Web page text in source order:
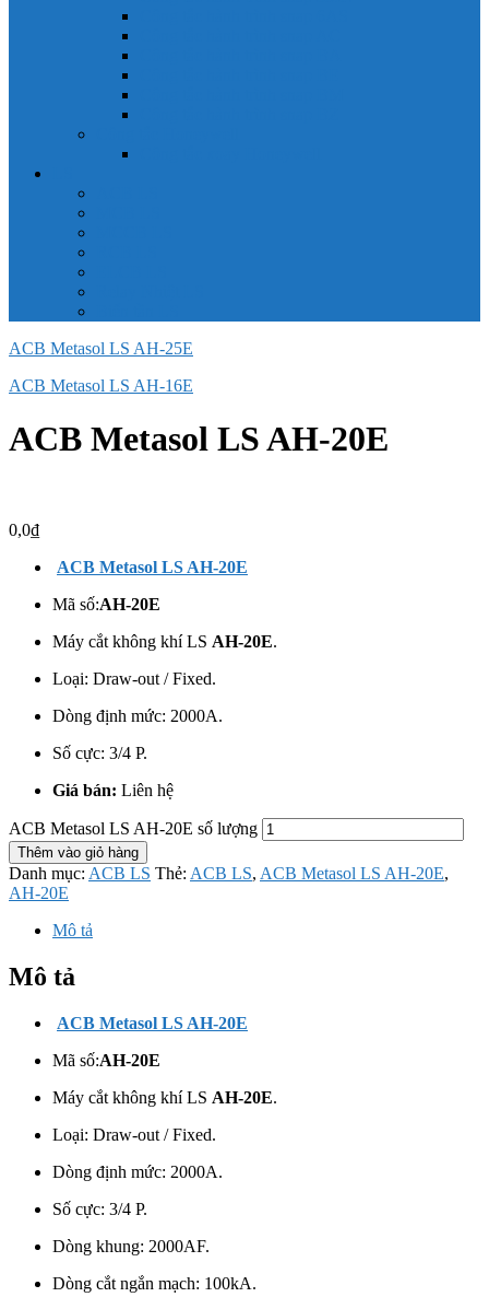
ACB Metasol LS AH-25E
ACB Metasol LS AH-16E
ACB Metasol LS AH-20E
0,0₫
ACB Metasol LS AH-20E
Mã số:AH-20E
Máy cắt không khí LS AH-20E.
Loại: Draw-out / Fixed.
Dòng định mức: 2000A.
Số cực: 3/4 P.
Giá bán: Liên hệ
ACB Metasol LS AH-20E số lượng
Thêm vào giỏ hàng
Danh mục: ACB LS Thẻ: ACB LS, ACB Metasol LS AH-20E,
AH-20E
Mô tả
Mô tả
ACB Metasol LS AH-20E
Mã số:AH-20E
Máy cắt không khí LS AH-20E.
Loại: Draw-out / Fixed.
Dòng định mức: 2000A.
Số cực: 3/4 P.
Dòng khung: 2000AF.
Dòng cắt ngắn mạch: 100kA.